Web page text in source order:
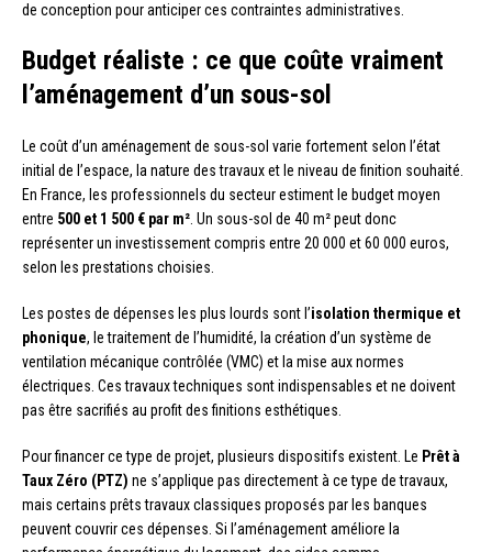
de conception pour anticiper ces contraintes administratives.
Budget réaliste : ce que coûte vraiment
l’aménagement d’un sous-sol
Le coût d’un aménagement de sous-sol varie fortement selon l’état
initial de l’espace, la nature des travaux et le niveau de finition souhaité.
En France, les professionnels du secteur estiment le budget moyen
entre 500 et 1 500 € par m² . Un sous-sol de 40 m² peut donc
représenter un investissement compris entre 20 000 et 60 000 euros,
selon les prestations choisies.
Les postes de dépenses les plus lourds sont l’isolation thermique et
phonique, le traitement de l’humidité, la création d’un système de
ventilation mécanique contrôlée (VMC) et la mise aux normes
électriques. Ces travaux techniques sont indispensables et ne doivent
pas être sacrifiés au profit des finitions esthétiques.
Pour financer ce type de projet, plusieurs dispositifs existent. Le Prêt à
Taux Zéro (PTZ) ne s’applique pas directement à ce type de travaux,
mais certains prêts travaux classiques proposés par les banques
peuvent couvrir ces dépenses. Si l’aménagement améliore la